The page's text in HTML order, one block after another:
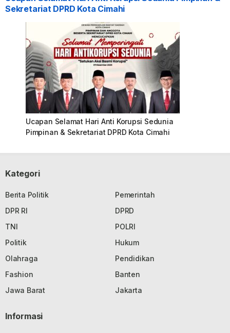
Sekretariat DPRD Kota Cimahi
Ucapan Selamat Hari Anti Korupsi Sedunia
Pimpinan & Sekretariat DPRD Kota Cimahi
Kategori
Berita Politik
Pemerintah
DPR RI
DPRD
TNI
POLRI
Politik
Hukum
Olahraga
Pendidikan
Fashion
Banten
Jawa Barat
Jakarta
Informasi